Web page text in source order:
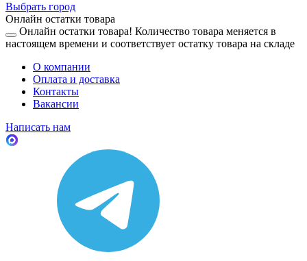
Выбрать город
Онлайн остатки товара
Онлайн остатки товара! Количество товара меняется в
настоящем времени и соответствует остатку товара на складе
О компании
Оплата и доставка
Контакты
Вакансии
Написать нам